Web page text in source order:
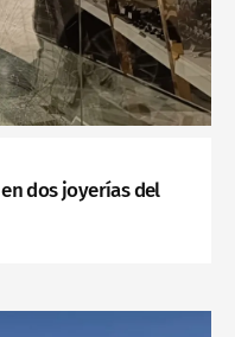
dos joyerías del